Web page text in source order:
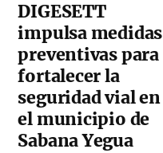
DIGESETT
impulsa medidas
preventivas para
fortalecer la
seguridad vial en
el municipio de
Sabana Yegua